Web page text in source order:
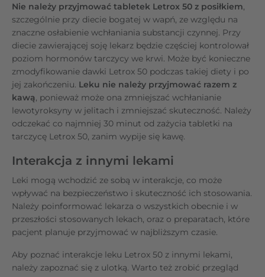
Nie należy przyjmować tabletek Letrox 50 z posiłkiem,
szczególnie przy diecie bogatej w wapń, ze względu na
znaczne osłabienie wchłaniania substancji czynnej. Przy
diecie zawierającej soję lekarz będzie częściej kontrolował
poziom hormonów tarczycy we krwi. Może być konieczne
zmodyfikowanie dawki Letrox 50 podczas takiej diety i po
jej zakończeniu. Leku nie należy przyjmować razem z
kawą, ponieważ może ona zmniejszać wchłanianie
lewotyroksyny w jelitach i zmniejszać skuteczność. Należy
odczekać co najmniej 30 minut od zażycia tabletki na
tarczycę Letrox 50, zanim wypije się kawę.
Interakcja z innymi lekami
Leki mogą wchodzić ze sobą w interakcje, co może
wpływać na bezpieczeństwo i skuteczność ich stosowania.
Należy poinformować lekarza o wszystkich obecnie i w
przeszłości stosowanych lekach, oraz o preparatach, które
pacjent planuje przyjmować w najbliższym czasie.
Aby poznać interakcje leku Letrox 50 z innymi lekami,
należy zapoznać się z ulotką. Warto też zrobić przegląd